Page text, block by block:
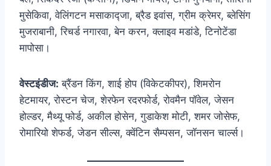
मुसेकिवा, वेलिंगटन मसाकाद्जा, ब्रैड इवांस, ग्रीम क्रेमर, ब्लेसिंग
मुजराबानी, रिचर्ड नगारवा, बेन करन, क्लाइव मडांडे, टिनोटेंडा
मापोसा।
वेस्टइंडीज: ब्रैंडन किंग, शाई होप (विकेटकीपर), शिमरोन
हेटमायर, रोस्टन चेज, शेरफेन रदरफोर्ड, रोवमैन पॉवेल, जेसन
होल्डर, मैथ्यू फोर्ड, अकील होसेन, गुडाकेश मोटी, शमर जोसेफ,
रोमारियो शेफर्ड, जेडन सील्स, क्वेंटिन सैम्पसन, जॉनसन चार्ल्स।